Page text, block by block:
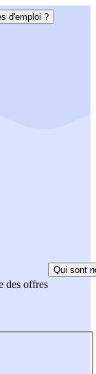
d'emploi ?
des offres
Qui sont